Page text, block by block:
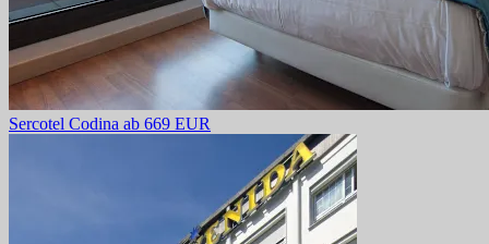
Sercotel Codina ab 669 EUR